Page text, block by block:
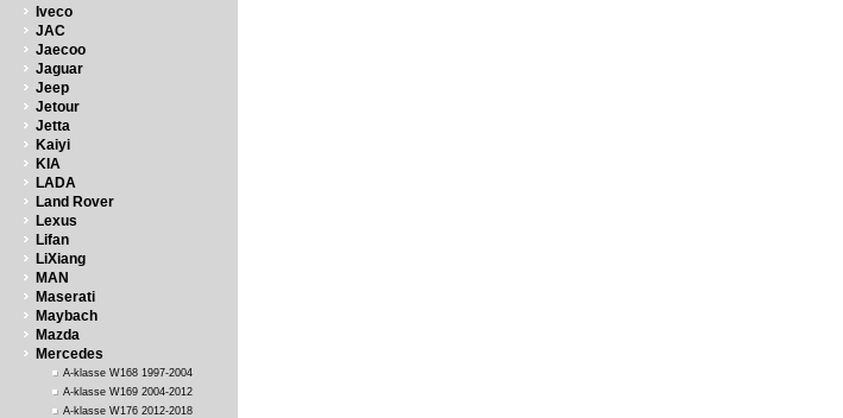
Iveco
JAC
Jaecoo
Jaguar
Jeep
Jetour
Jetta
Kaiyi
KIA
LADA
Land Rover
Lexus
Lifan
LiXiang
MAN
Maserati
Maybach
Mazda
Mercedes
A-klasse W168 1997-2004
A-klasse W169 2004-2012
A-klasse W176 2012-2018